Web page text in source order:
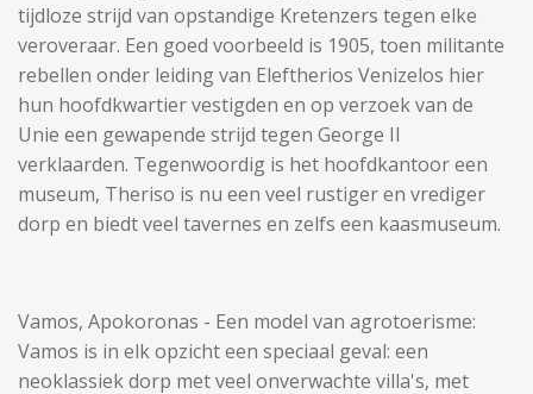
tijdloze strijd van opstandige Kretenzers tegen elke
veroveraar. Een goed voorbeeld is 1905, toen militante
rebellen onder leiding van Eleftherios Venizelos hier
hun hoofdkwartier vestigden en op verzoek van de
Unie een gewapende strijd tegen George II
verklaarden. Tegenwoordig is het hoofdkantoor een
museum, Theriso is nu een veel rustiger en vrediger
dorp en biedt veel tavernes en zelfs een kaasmuseum.
Vamos, Apokoronas - Een model van agrotoerisme:
Vamos is in elk opzicht een speciaal geval: een
neoklassiek dorp met veel onverwachte villa's, met